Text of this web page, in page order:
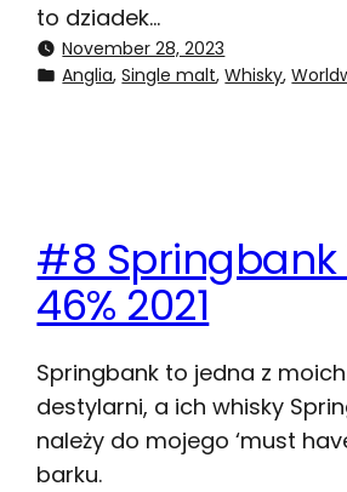
to dziadek…
November 28, 2023
Anglia, Single malt, Whisky,
#8 Springbank
46% 2021
Springbank to jedna z
destylarni, a ich whisky
należy do mojego ‘must
barku.